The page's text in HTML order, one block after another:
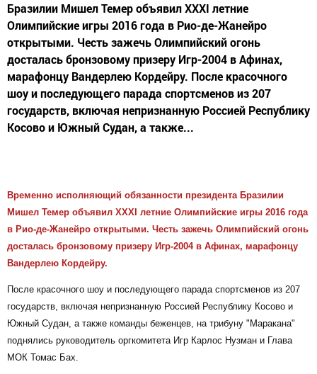
Бразилии Мишел Темер объявил XXXI летние
Олимпийские игры 2016 года в Рио-де-Жанейро
открытыми. Честь зажечь Олимпийский огонь
досталась бронзовому призеру Игр-2004 в Афинах,
марафонцу Вандерлею Кордейру. После красочного
шоу и последующего парада спортсменов из 207
государств, включая непризнанную Россией Республику
Косово и Южный Судан, а также...
Временно исполняющий обязанности президента Бразилии
Мишел Темер объявил XXXI летние Олимпийские игры 2016 года
в Рио-де-Жанейро открытыми. Честь зажечь Олимпийский огонь
досталась бронзовому призеру Игр-2004 в Афинах, марафонцу
Вандерлею Кордейру.
После красочного шоу и последующего парада спортсменов из 207
государств, включая непризнанную Россией Республику Косово и
Южный Судан, а также команды беженцев, на трибуну "Маракана"
поднялись руководитель оргкомитета Игр Карлос Нузман и Глава
МОК Томас Бах.